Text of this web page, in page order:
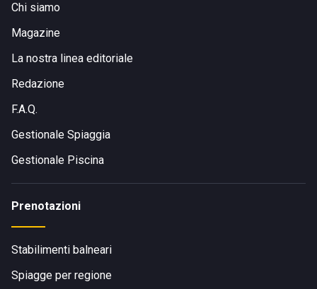
Chi siamo
Magazine
La nostra linea editoriale
Redazione
F.A.Q.
Gestionale Spiaggia
Gestionale Piscina
Prenotazioni
Stabilimenti balneari
Spiagge per regione